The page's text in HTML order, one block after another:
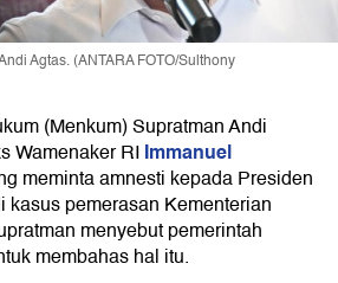
Agtas. (ANTARA FOTO/Sulthony
(Menkum) Supratman Andi
Wamenaker RIImmanuel
meminta amnesti kepada Presiden
kasus pemerasan Kementerian
menyebut pemerintah
membahas hal itu.